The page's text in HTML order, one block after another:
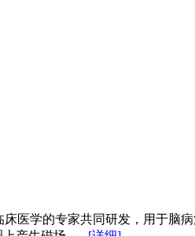
学的专家共同研发，用于脑